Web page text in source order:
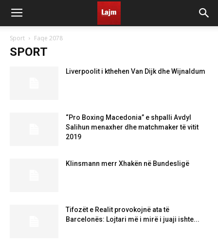
Sport Faqe 2078
SPORT
Liverpoolit i kthehen Van Dijk dhe Wijnaldum
“Pro Boxing Macedonia” e shpalli Avdyl
Salihun menaxher dhe matchmaker të vitit
2019
Klinsmann merr Xhakën në Bundesligë
Tifozët e Realit provokojnë ata të
Barcelonës: Lojtari më i mirë i juaji ishte...